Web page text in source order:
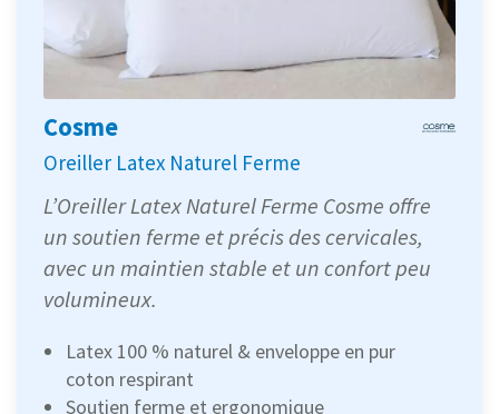
Cosme
Oreiller Latex Naturel Ferme
L’Oreiller Latex Naturel Ferme Cosme offre
un soutien ferme et précis des cervicales,
avec un maintien stable et un confort peu
volumineux.
Latex 100 % naturel & enveloppe en pur
coton respirant
Soutien ferme et ergonomique